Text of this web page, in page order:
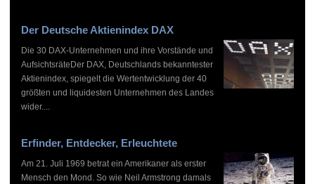
Der Deutsche Aktienindex DAX
Die 30 DAX-Unternehmen und ihre Vorstände und
AufsichtsräteDer DAX, Deutschlands bekanntester
Aktienindex, spiegelt die Wertentwicklung der 40
größten und liquidesten Unternehmen des Landes
wider....
Erfinder, Entdecker, Erleuchtete
Am 21. Juli 1969 betrat ein Amerikaner als erster
Mensch den Mond. So wie Neil Armstrong damals